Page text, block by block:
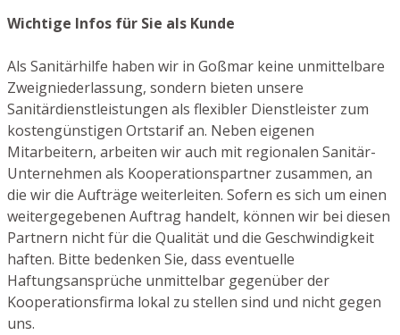
Wichtige Infos für Sie als Kunde
Als Sanitärhilfe haben wir in Goßmar keine unmittelbare
Zweigniederlassung, sondern bieten unsere
Sanitärdienstleistungen als flexibler Dienstleister zum
kostengünstigen Ortstarif an. Neben eigenen
Mitarbeitern, arbeiten wir auch mit regionalen Sanitär-
Unternehmen als Kooperationspartner zusammen, an
die wir die Aufträge weiterleiten. Sofern es sich um einen
weitergegebenen Auftrag handelt, können wir bei diesen
Partnern nicht für die Qualität und die Geschwindigkeit
haften. Bitte bedenken Sie, dass eventuelle
Haftungsansprüche unmittelbar gegenüber der
Kooperationsfirma lokal zu stellen sind und nicht gegen
uns.